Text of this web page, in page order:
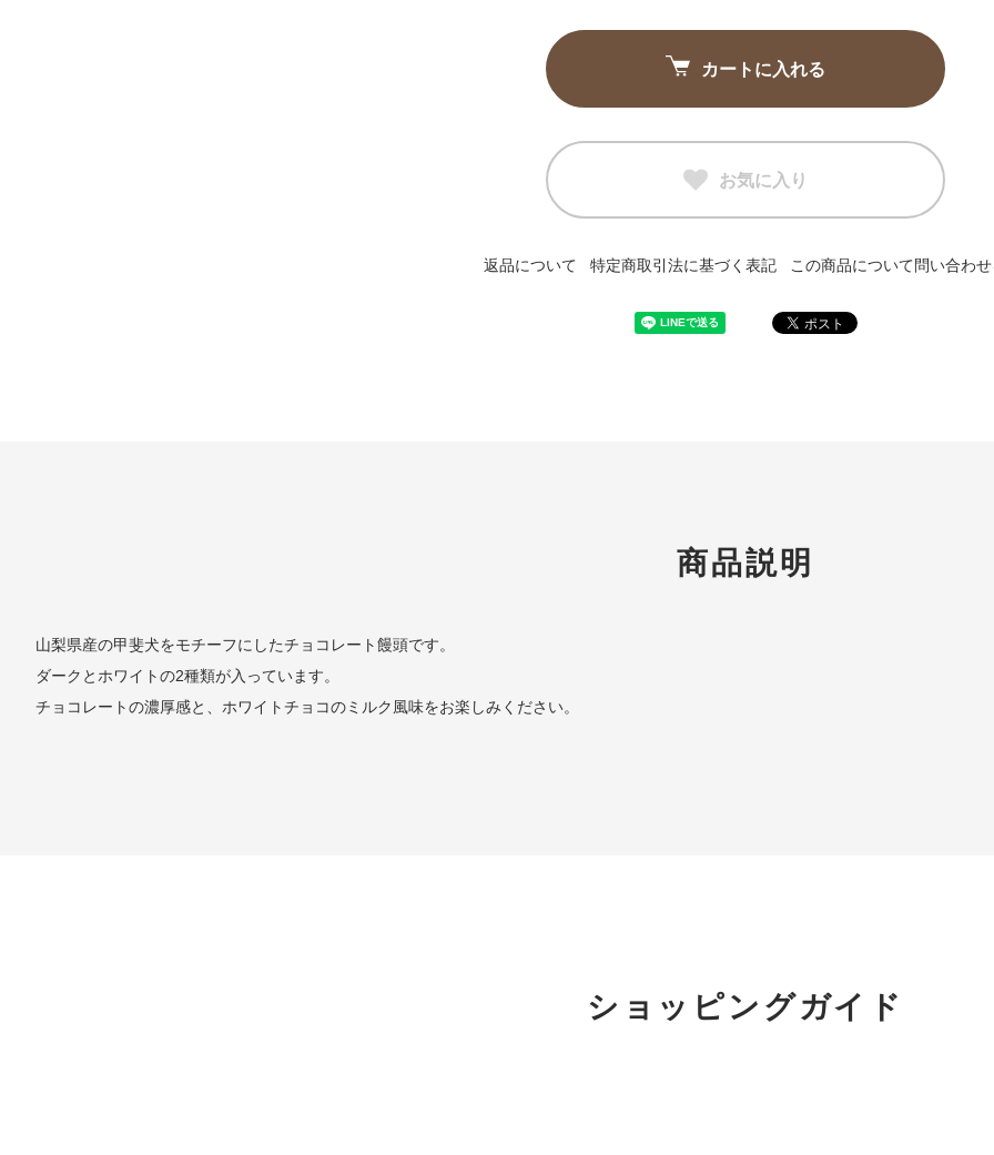
カートに入れる
お気に入り
返品について 特定商取引法に基づく表記 この商品について問い合わ
商品説明
山梨県産の甲斐犬をモチーフにしたチョコレート饅頭です。
ダークとホワイトの2種類が入っています。
チョコレートの濃厚感と、ホワイトチョコのミルク風味をお楽しみください。
ショッピングガイド